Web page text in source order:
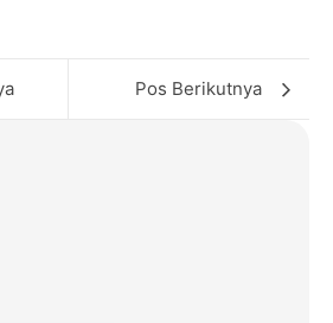
Pos Berikutnya